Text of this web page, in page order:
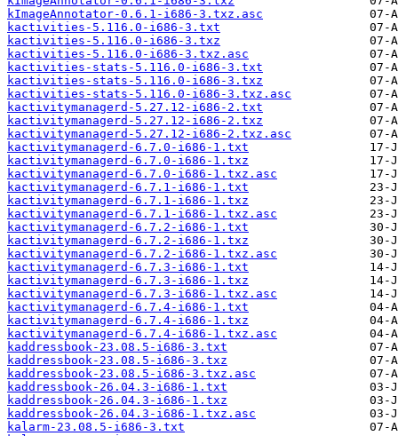
kImageAnnotator-0.6.1-i686-3.txz.asc
kactivities-5.116.0-i686-3.txt
kactivities-5.116.0-i686-3.txz
kactivities-5.116.0-i686-3.txz.asc
kactivities-stats-5.116.0-i686-3.txt
kactivities-stats-5.116.0-i686-3.txz
kactivities-stats-5.116.0-i686-3.txz.asc
kactivitymanagerd-5.27.12-i686-2.txt
kactivitymanagerd-5.27.12-i686-2.txz
kactivitymanagerd-5.27.12-i686-2.txz.asc
kactivitymanagerd-6.7.0-i686-1.txt
kactivitymanagerd-6.7.0-i686-1.txz
kactivitymanagerd-6.7.0-i686-1.txz.asc
kactivitymanagerd-6.7.1-i686-1.txt
kactivitymanagerd-6.7.1-i686-1.txz
kactivitymanagerd-6.7.1-i686-1.txz.asc
kactivitymanagerd-6.7.2-i686-1.txt
kactivitymanagerd-6.7.2-i686-1.txz
kactivitymanagerd-6.7.2-i686-1.txz.asc
kactivitymanagerd-6.7.3-i686-1.txt
kactivitymanagerd-6.7.3-i686-1.txz
kactivitymanagerd-6.7.3-i686-1.txz.asc
kactivitymanagerd-6.7.4-i686-1.txt
kactivitymanagerd-6.7.4-i686-1.txz
kactivitymanagerd-6.7.4-i686-1.txz.asc
kaddressbook-23.08.5-i686-3.txt
kaddressbook-23.08.5-i686-3.txz
kaddressbook-23.08.5-i686-3.txz.asc
kaddressbook-26.04.3-i686-1.txt
kaddressbook-26.04.3-i686-1.txz
kaddressbook-26.04.3-i686-1.txz.asc
kalarm-23.08.5-i686-3.txt